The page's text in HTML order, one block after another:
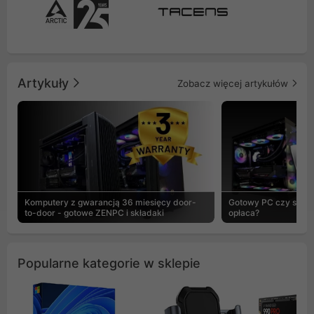
Artykuły Zobacz więcej artykułów
Komputery z gwarancją 36 miesięcy door-
to-door - gotowe ZENPC i składaki
Gotowy PC czy
opłaca?
Popularne kategorie w sklepie